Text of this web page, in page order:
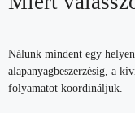
Nálunk mindent egy
alapanyagbeszerzésig, a
folyamatot koordináljuk.